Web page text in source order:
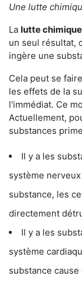
Une lutte
La lutte chimique
un seul résultat,
ingère une
Cela peut se
les effets de la
l'immédiat. Ce
Actuellement,
substances
Il y a les
système
substance, les
directement
Il y a les
système
substance